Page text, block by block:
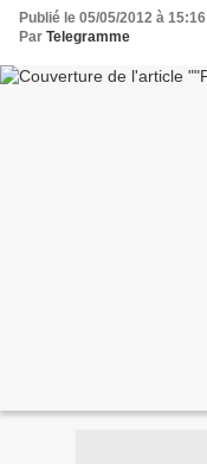
Publié le 05/05/2012 à 15:16
Par Telegramme